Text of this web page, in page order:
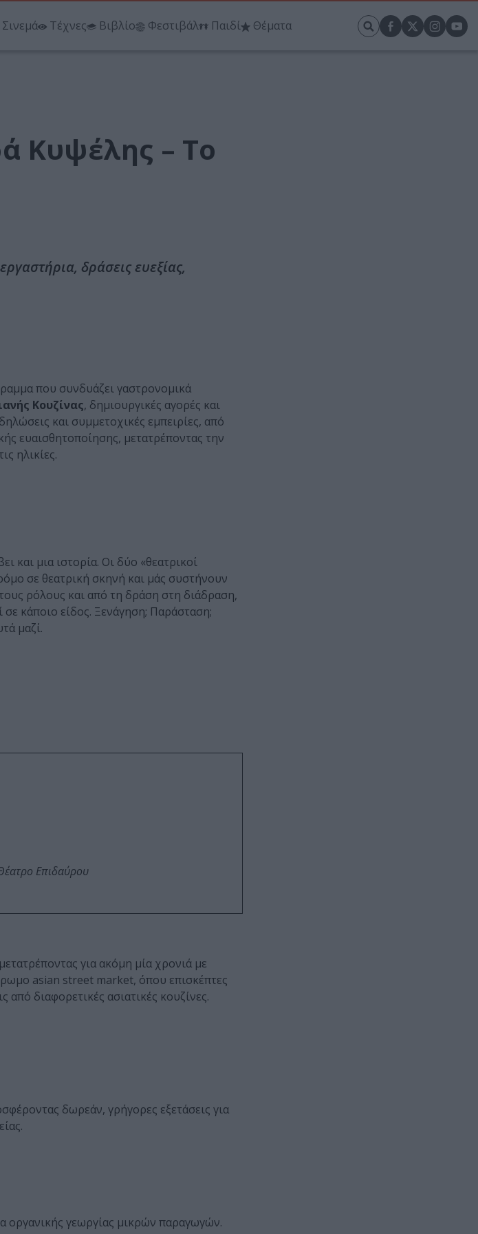
Σινεμά Τέχνες Βιβλίο Φεστιβάλ Παιδί Θέματα
Κυψέλης – Το
δράσεις ευεξίας,
που συνδυάζει γαστρονομικά
Κουζίνας, δημιουργικές αγορές και
και συμμετοχικές εμπειρίες, από
ευαισθητοποίησης, μετατρέποντας την
ηλικίες.
και μια ιστορία. Οι δύο «θεατρικοί
σε θεατρική σκηνή και μάς συστήνουν
ρόλους και από τη δράση στη διάδραση,
κάποιο είδος. Ξενάγηση; Παράσταση;
μαζί.
Επιδαύρου
για ακόμη μία χρονιά με
asian street market, όπου επισκέπτες
διαφορετικές ασιατικές κουζίνες.
δωρεάν, γρήγορες εξετάσεις για
οργανικής γεωργίας μικρών παραγωγών.